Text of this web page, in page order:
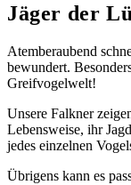
Jäger der
Atemberaubend
bewundert.
Greifvogelwelt!
Unsere Falkner
Lebensweise, ihr
jedes einzelnen
Übrigens kann es